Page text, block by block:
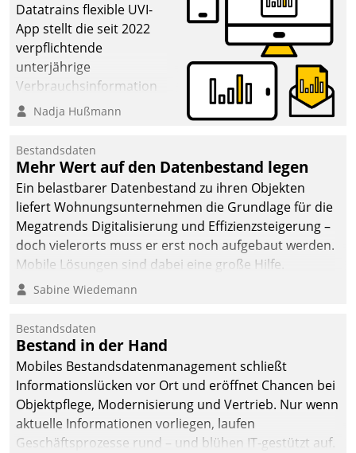
Datatrains flexible UVI-
App stellt die seit 2022
verpflichtende
unterjährige
Verbrauchsinformation
schnell, zuverlässig und
Die monatlichen
Mitteilungen zum
Heizungs- und
Wasserverbrauch gehen
automatisiert, vollständig
und auf Wunsch über
mehrere zuvor
Kommunikationswege bei
Nadja Hußmann
Bestandsdaten
Mehr Wert auf den Datenbestand legen
Ein belastbarer Datenbestand zu ihren Objekten
liefert Wohnungsunternehmen die Grundlage für die
Megatrends Digitalisierung und Effizienzsteigerung –
doch vielerorts muss er erst noch aufgebaut werden.
Mobile Lösungen sind dabei eine große Hilfe.
Sabine Wiedemann
Bestandsdaten
Bestand in der Hand
Mobiles Bestandsdatenmanagement schließt
Informationslücken vor Ort und eröffnet Chancen bei
Objektpflege, Modernisierung und Vertrieb. Nur wenn
aktuelle Informationen vorliegen, laufen
Geschäftsprozesse rund – und blühen IT-gestützt auf.